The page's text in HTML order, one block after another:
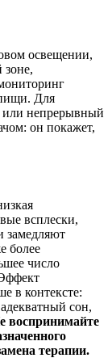
освещении,
зоне,
Для
непрерывный
он покажет,
всплески,
замедляют
более
число
в контексте:
сон,
воспринимайте
терапии.